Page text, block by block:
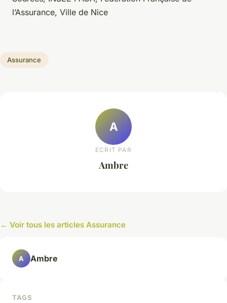
l’Assurance, Ville de Nice
Assurance
A
ECRIT PAR
Ambre
← Voir tous les articles Assurance
A Ambre
TAGS